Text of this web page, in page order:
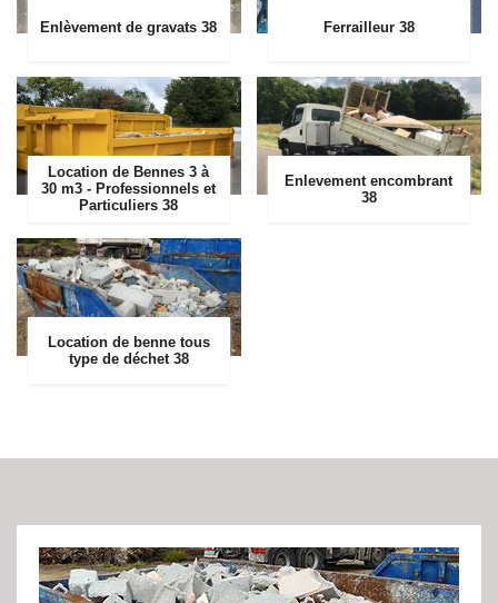
Enlèvement de gravats 38 Ferrailleur 38
Location de Bennes 3 à
30 m3 - Professionnels et
Particuliers 38
Enlevement encombrant
38
Location de benne tous
type de déchet 38